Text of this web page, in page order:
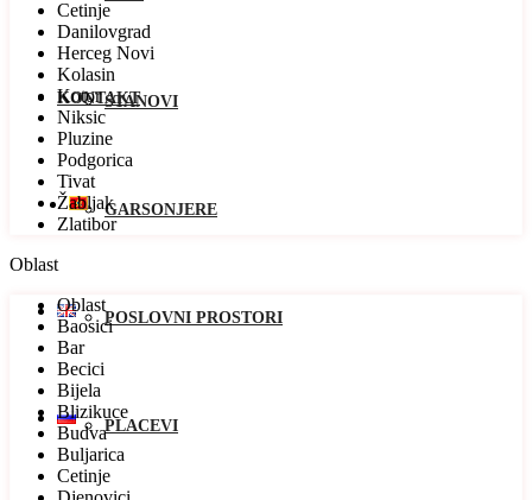
STANOVI
GARSONJERE
POSLOVNI PROSTORI
PLACEVI
KONTAKT
Cetinje
Danilovgrad
Herceg Novi
Kolasin
Kotor
Niksic
Pluzine
Podgorica
Tivat
Žabljak
Zlatibor
Oblast
Oblast
Baosici
Bar
Becici
Bijela
Blizikuce
Budva
Buljarica
Cetinje